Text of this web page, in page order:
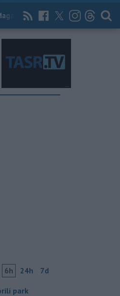
News Now Archív
6h 24h 7d
park